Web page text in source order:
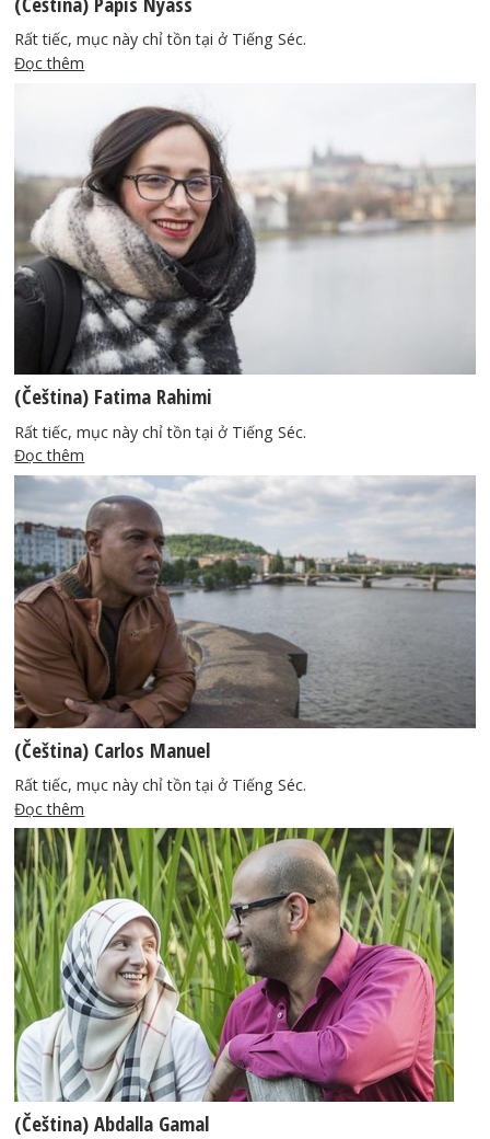
Rất tiếc, mục này chỉ tồn tại ở Tiếng Séc.
Đọc thêm
(Čeština) Fatima Rahimi
Rất tiếc, mục này chỉ tồn tại ở Tiếng Séc.
Đọc thêm
(Čeština) Carlos Manuel
Rất tiếc, mục này chỉ tồn tại ở Tiếng Séc.
Đọc thêm
(Čeština) Abdalla Gamal